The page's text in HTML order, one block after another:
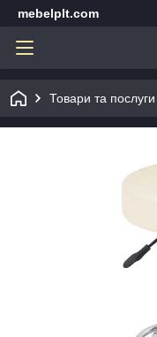
mebelplt.com
Товари та послуги